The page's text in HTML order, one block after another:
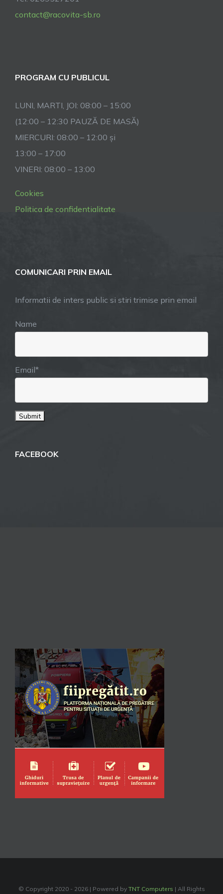
contact@racovita-sb.ro
PROGRAM CU PUBLICUL
LUNI, MARTI, JOI: 08:00 – 15:00
(12:00 – 12:30 PAUZĂ DE MASĂ)
MIERCURI: 08:00 – 12:00 și
13:00 – 17:00
VINERI: 08:00 – 13:00
Cookies
Politica de confidentialitate
COMUNICARI PRIN EMAIL
Informatii de inters public si stiri trimise prin email
Name
Email*
FACEBOOK
© Copyright 2020 - 2026 | Powered by TNT Computers | All Rights